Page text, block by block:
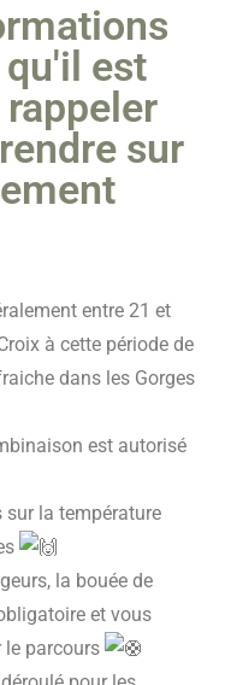
est
sur
entre 21 et
à cette période de
dans les Gorges
est autorisé
la température
la bouée de
et vous
le parcours